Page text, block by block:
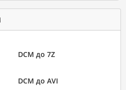
DCM до 7Z
DCM до AVI